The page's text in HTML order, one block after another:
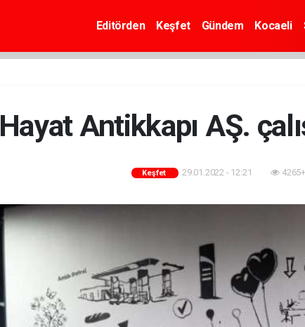
Editörden Keşfet Gündem Kocaeli
Hayat Antikkapı AŞ.
Keşfet 29.01.2022 - 12:21